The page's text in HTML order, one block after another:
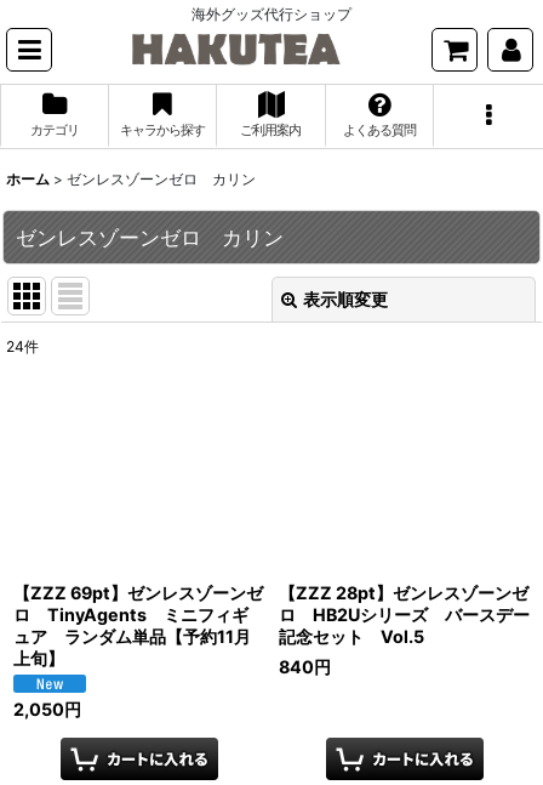
海外グッズ代行ショップ
カテゴリ キャラから探す ご利用案内 よくある質問
ホーム > ゼンレスゾーンゼロ カリン
ゼンレスゾーンゼロ カリン
表示順変更
24件
【ZZZ 69pt】ゼンレスゾーンゼ
ロ TinyAgents ミニフィギ
ュア ランダム単品【予約11月
上旬】
2,050円
【ZZZ 28pt】ゼンレスゾーンゼ
ロ HB2Uシリーズ バースデー
記念セット Vol.5
840円